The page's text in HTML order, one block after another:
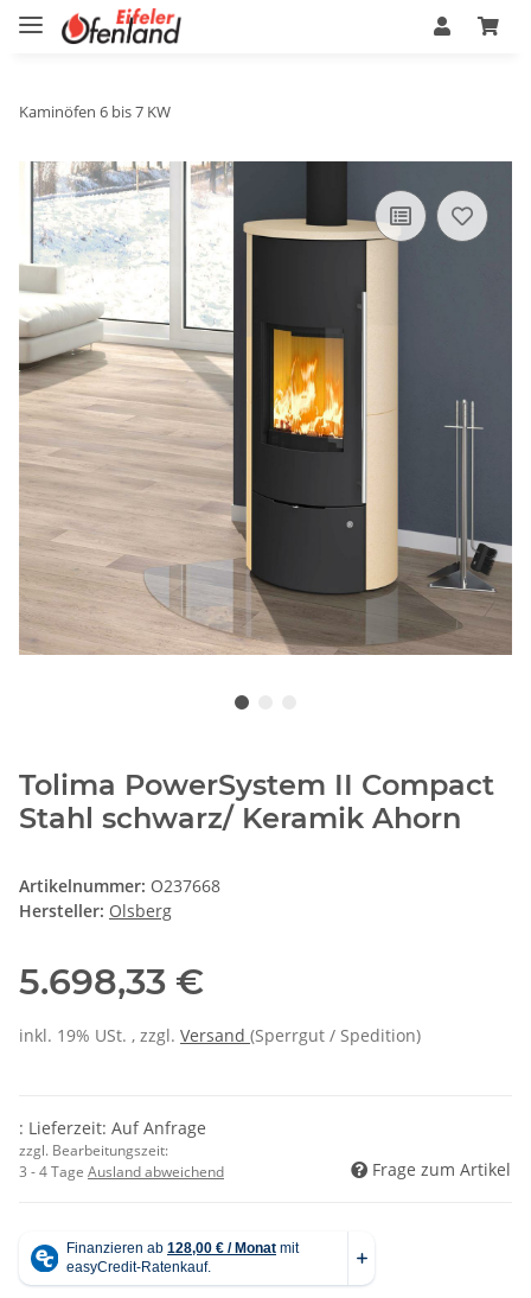
Kaminöfen 6 bis 7 KW
Tolima PowerSystem II Compact
Stahl schwarz/ Keramik Ahorn
Artikelnummer: O237668
Hersteller: Olsberg
5.698,33 €
inkl. 19% USt. , zzgl. Versand (Sperrgut / Spedition)
: Lieferzeit: Auf Anfrage
zzgl. Bearbeitungszeit:
3 - 4 Tage Ausland abweichend Frage zum Artikel